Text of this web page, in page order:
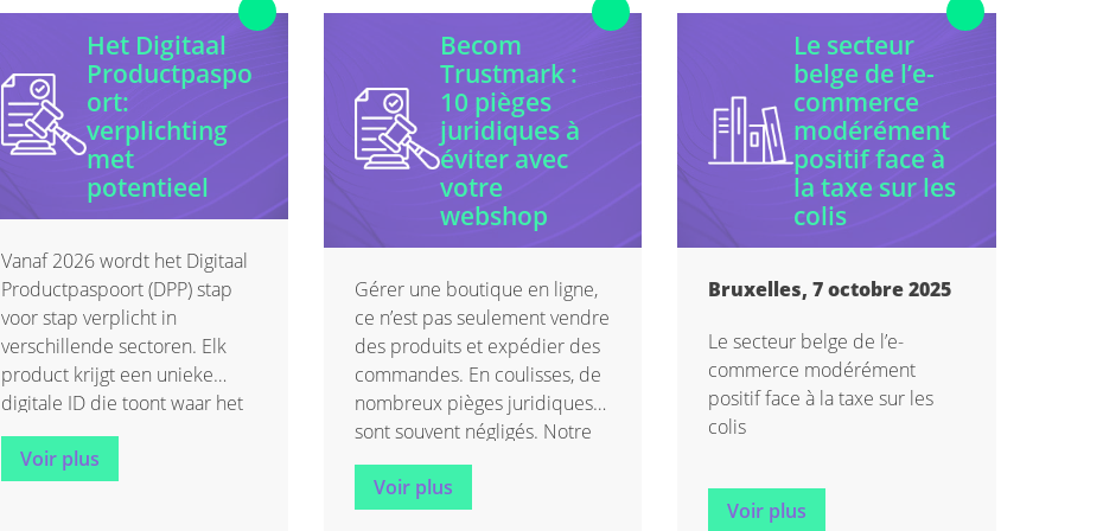
Het Digitaal
Productpaspo
ort:
verplichting
met
potentieel
Vanaf 2026 wordt het Digitaal
Productpaspoort (DPP) stap
voor stap verplicht in
verschillende sectoren. Elk
product krijgt een unieke
digitale ID die toont waar het
vandaan komt, wat erin zit en
hoe het hersteld of
hergebruikt kan worden. Je
Voir plus
Becom
Trustmark :
10 pièges
juridiques à
éviter avec
votre
webshop
Gérer une boutique en ligne,
ce n’est pas seulement vendre
des produits et expédier des
commandes. En coulisses, de
nombreux pièges juridiques
sont souvent négligés. Notre
partenaire – le cabinet
d’avocats Nelissen Grade –
qui réalise l’audit juridique
Voir plus
Le secteur
belge de l’e-
commerce
modérément
positif face à
la taxe sur les
colis
Bruxelles, 7 octobre 2025
Le secteur belge de l’e-
commerce modérément
positif face à la taxe sur les
colis
Voir plus